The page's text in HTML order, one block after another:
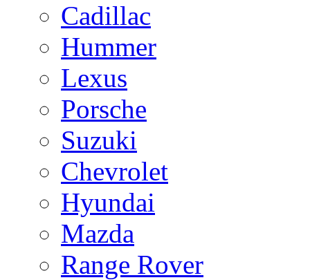
Cadillac
Hummer
Lexus
Porsche
Suzuki
Chevrolet
Hyundai
Mazda
Range Rover